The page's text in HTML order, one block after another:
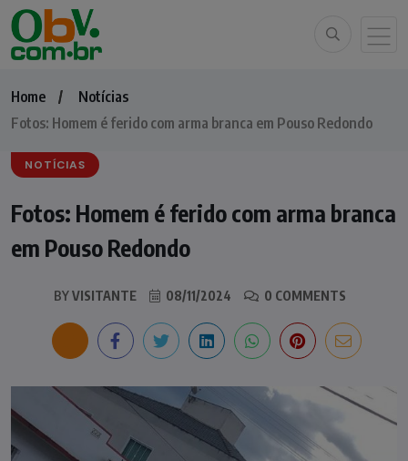
Home
Notícias
Fotos: Homem é ferido com arma branca em Pouso Redondo
NOTÍCIAS
Fotos: Homem é ferido com arma branca
em Pouso Redondo
BYVISITANTE 08/11/2024 0 COMMENTS